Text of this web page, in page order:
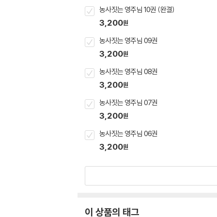
농사짓는 영주님 10권 (완결)
3,200원
농사짓는 영주님 09권
3,200원
농사짓는 영주님 08권
3,200원
농사짓는 영주님 07권
3,200원
농사짓는 영주님 06권
3,200원
이 상품의 태그